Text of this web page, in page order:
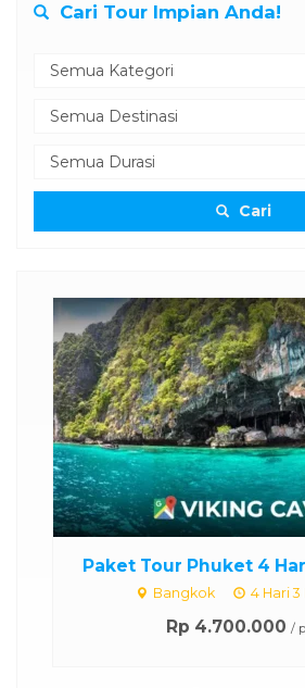
Cari Tour Impian Anda!
Cari
Paket Tour Phuket 4
Bangkok 4 Hari
Rp 4.700.000 /